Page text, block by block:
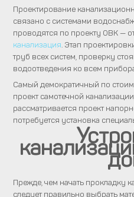
Проектирование
связано с системами
проводятся по проекту ОВК —
канализация. Этап
труб всех систем, проверку
водоотведения ко всем
Самый демократичный по
проект самотечной
рассматривается проект
потребуется установка
Прежде, чем начать прокладку
следует правильно выбрать